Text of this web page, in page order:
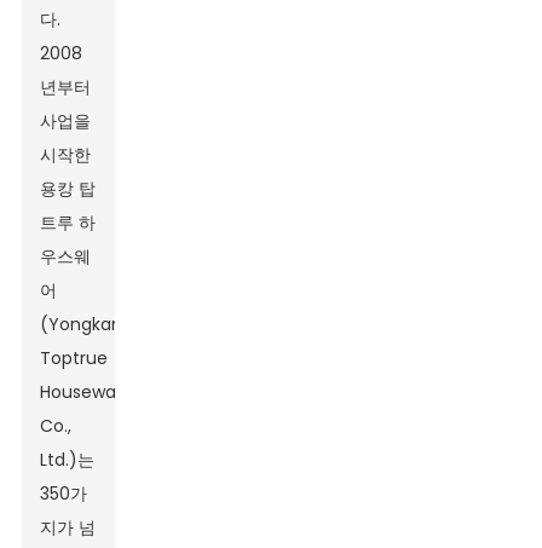
다.
2008
년부터
사업을
시작한
용캉 탑
트루 하
우스웨
어
(Yongkang
Toptrue
Houseware
Co.,
Ltd.)는
350가
지가 넘